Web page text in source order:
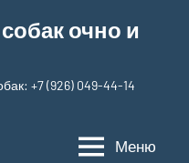
очно и
+7 (926) 049-44-14
Меню